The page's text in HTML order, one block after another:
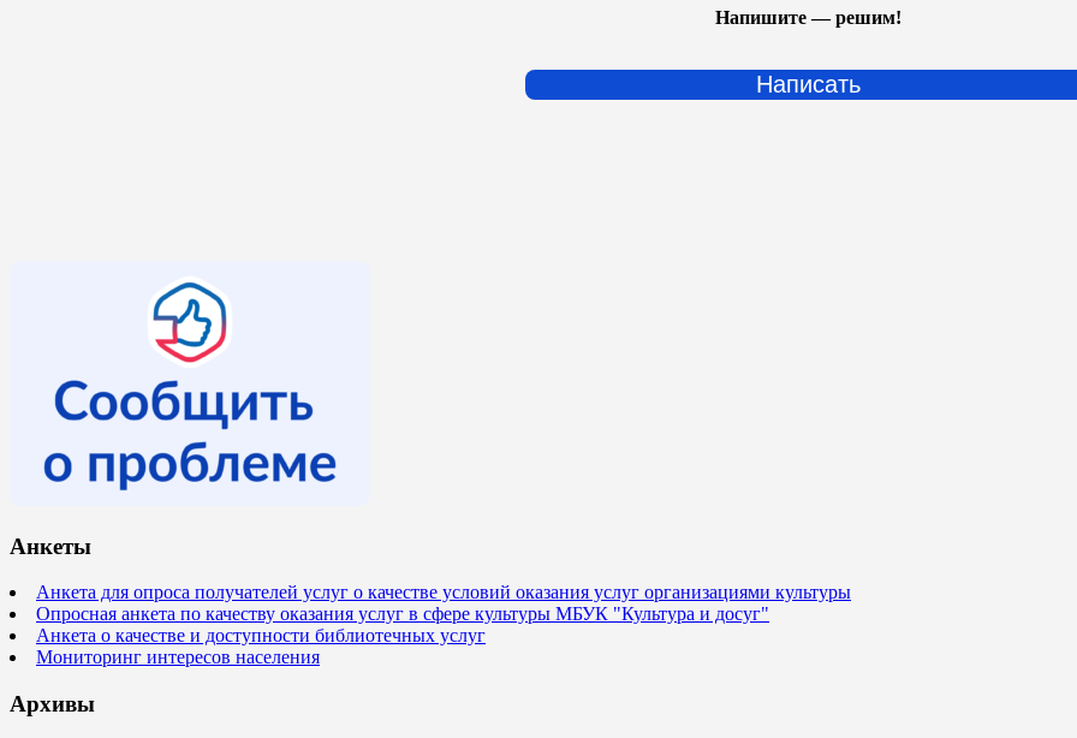
Напишите — решим!
Написать
Анкеты
Анкета для опроса получателей услуг о качестве условий оказания услуг организациями культуры
Опросная анкета по качеству оказания услуг в сфере культуры МБУК "Культура и досуг"
Анкета о качестве и доступности библиотечных услуг
Мониторинг интересов населения
Архивы